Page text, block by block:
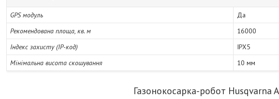
GPS модуль
Да
Рекомендована площа, кв. м
16000
Індекс захисту (IP-код)
IPX5
Мінімальна висота скошування
10 мм
Газонокосарка-робот Husqvarna